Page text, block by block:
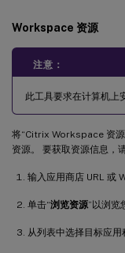
Workspace 资源
注意：
此工具要求在计算机上
将“Citrix Workspace 资源
资源。 要获取资源信息，
输入应用商店 URL 或
单击“浏览资源”以浏览
从列表中选择目标应用